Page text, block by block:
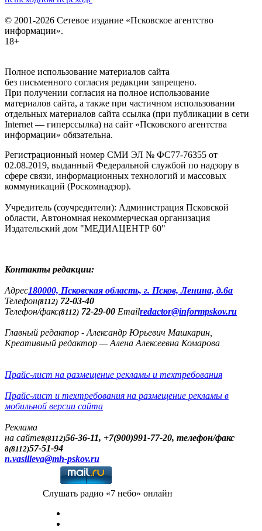
© 2001-2026 Сетевое издание «Псковское агентство
информации».
18+
Полное использование материалов сайта
без письменного согласия редакции запрещено.
При получении согласия на полное использование
материалов сайта, а также при частичном использовании
отдельных материалов сайта ссылка (при публикации в сети
Internet — гиперссылка) на сайт «Псковского агентства
информации» обязательна.
Регистрационный номер СМИ ЭЛ № ФС77-76355 от
02.08.2019, выданный Федеральной службой по надзору в
сфере связи, информационных технологий и массовых
коммуникаций (Роскомнадзор).
Учредитель (соучредители): Администрация Псковской
области, Автономная некоммерческая организация
Издательский дом "МЕДИАЦЕНТР 60"
Контакты редакции:
Адреc180000, Псковская область, г. Псков, Ленина, д.6а
Телефон(8112) 72-03-40
Телефон/факс(8112) 72-29-00 Emailredactor@informpskov.ru
Главный редактор - Александр Юрьевич Машкарин,
Креативный редактор — Алена Алексеевна Комарова
Прайс-лист на размещение рекламы и техтребования
Прайс-лист и техтребования на размещение рекламы в
мобильной версии сайта
Реклама
на сайте8(8112)56-36-11, +7(900)991-77-20, телефон/факс
8(8112)57-51-94
n.vasilieva@mh-pskov.ru
Слушать радио «7 небо» онлайн